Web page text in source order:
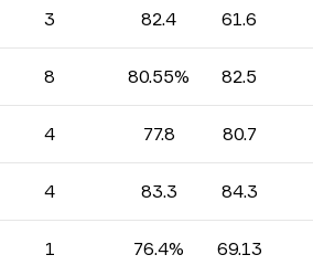
3 82.4 61.6
8 80.55% 82.5
4 77.8 80.7
4 83.3 84.3
1 76.4% 69.13